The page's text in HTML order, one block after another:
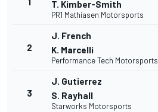
T. Kimber-Smith
PR1 Mathiasen Motorsports
2
J. French
K. Marcelli
Performance Tech Motorsports
3
J. Gutierrez
S. Rayhall
Starworks Motorsports